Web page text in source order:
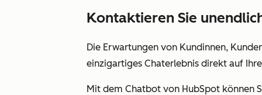
Kontaktieren Sie
Die Erwartungen von Kundinnen,
einzigartiges Chaterlebnis direkt auf
Mit dem Chatbot von HubSpot können